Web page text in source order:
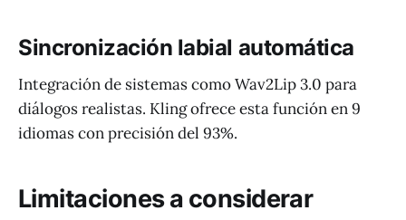
Sincronización labial automática
Integración de sistemas como Wav2Lip 3.0 para
diálogos realistas. Kling ofrece esta función en 9
idiomas con precisión del 93%.
Limitaciones a considerar